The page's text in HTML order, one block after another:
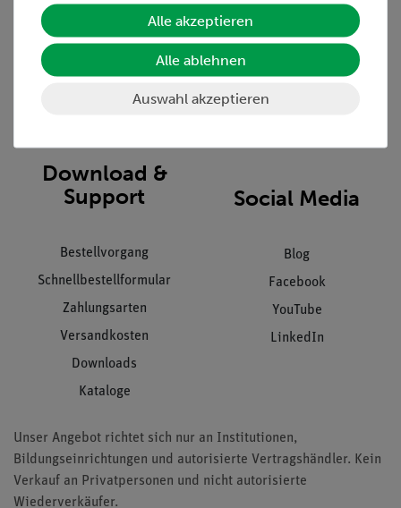
Hinweisgeberschutz
Impressum
Inbetriebnahme & Schulungen
Kundendienst
Download &
Support
Bestellvorgang
Schnellbestellformular
Zahlungsarten
Versandkosten
Downloads
Kataloge
Social Media
Blog
Facebook
YouTube
LinkedIn
Unser Angebot richtet sich nur an Institutionen,
Bildungseinrichtungen und autorisierte Vertragshändler. Kein
Verkauf an Privatpersonen und nicht autorisierte
Wiederverkäufer.
Alle akzeptieren
Alle ablehnen
Auswahl akzeptieren